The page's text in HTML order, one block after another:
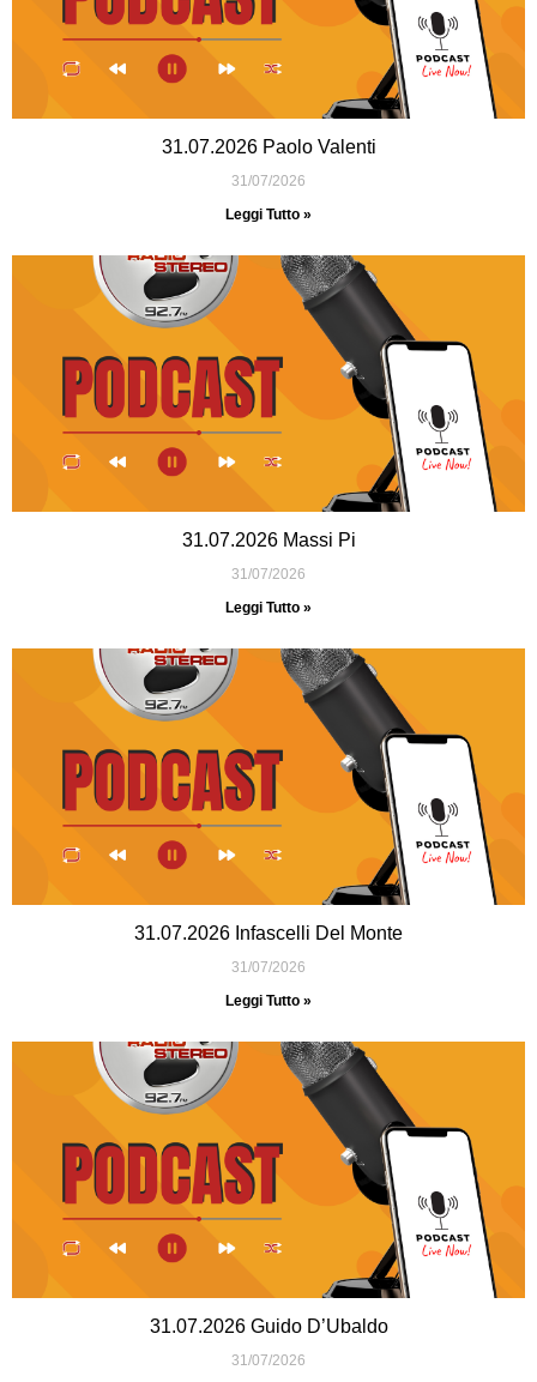
31.07.2026 Paolo Valenti
31/07/2026
Leggi Tutto »
31.07.2026 Massi Pi
31/07/2026
Leggi Tutto »
31.07.2026 Infascelli Del Monte
31/07/2026
Leggi Tutto »
31.07.2026 Guido D’Ubaldo
31/07/2026